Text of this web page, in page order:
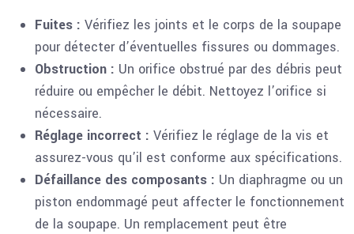
Fuites : Vérifiez les joints et le corps de la soupape
pour détecter d’éventuelles fissures ou dommages.
Obstruction : Un orifice obstrué par des débris peut
réduire ou empêcher le débit. Nettoyez l’orifice si
nécessaire.
Réglage incorrect : Vérifiez le réglage de la vis et
assurez-vous qu’il est conforme aux spécifications.
Défaillance des composants : Un diaphragme ou un
piston endommagé peut affecter le fonctionnement
de la soupape. Un remplacement peut être